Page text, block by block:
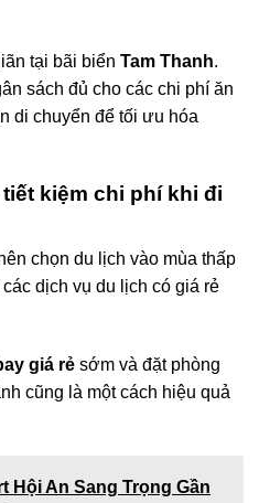
tại bãi biển Tam Thanh.
sách đủ cho các chi phí ăn
di chuyển để tối ưu hóa
kiệm chi phí khi đi
chọn du lịch vào mùa thấp
dịch vụ du lịch có giá rẻ
giá rẻ sớm và đặt phòng
cũng là một cách hiệu quả
Hội An Sang Trọng Gần